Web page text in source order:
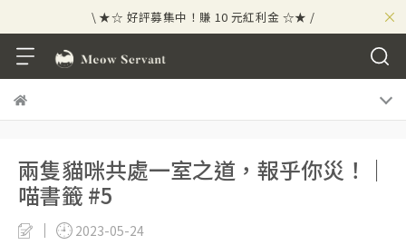
×
\ ★☆ 好評募集中！賺 10 元紅利金 ☆★ /
⟡⣠𝘄𝗲𝗹𝗰𝗼𝗺𝗲 ⁘ 新會員贈 50 元紅利金
\ ★☆ 好評募集中！賺 10 元紅利金 ☆★ /
兩隻貓咪共處一室之道，報乎你災！｜
喵書籤 #5
2023-05-24